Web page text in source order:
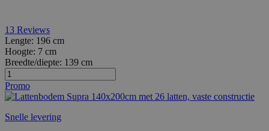
13 Reviews
Lengte: 196 cm
Hoogte: 7 cm
Breedte/diepte: 139 cm
Promo
Snelle levering